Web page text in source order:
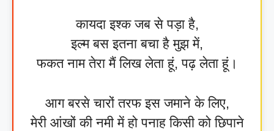
कायदा इश्क जब से पड़ा है,
इल्म बस इतना बचा है मुझ में,
फकत नाम तेरा मैं लिख लेता हूं, पढ़ लेता हूं।
आग बरसे चारों तरफ इस जमाने के लिए,
मेरी आंखों की नमी में हो पनाह किसी को छिपाने